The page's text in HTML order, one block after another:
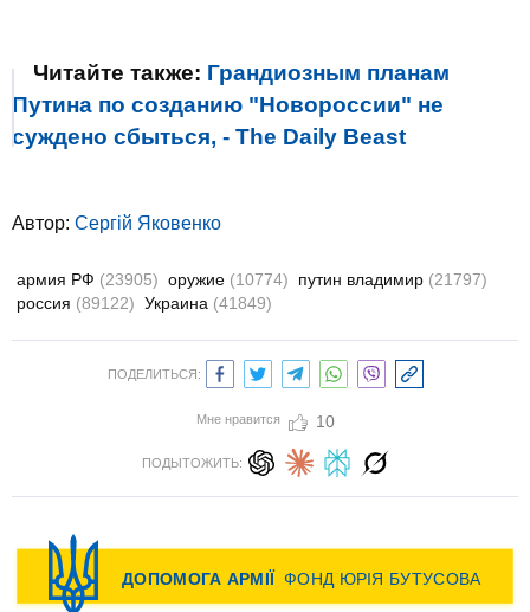
Читайте также: Грандиозным планам
Путина по созданию "Новороссии" не
суждено сбыться, - The Daily Beast
Автор: Сергій Яковенко
армия РФ (23905) оружие (10774) путин владимир (21797)
россия (89122) Украина (41849)
ПОДЕЛИТЬСЯ:
Мне нравится 10
ПОДЫТОЖИТЬ: